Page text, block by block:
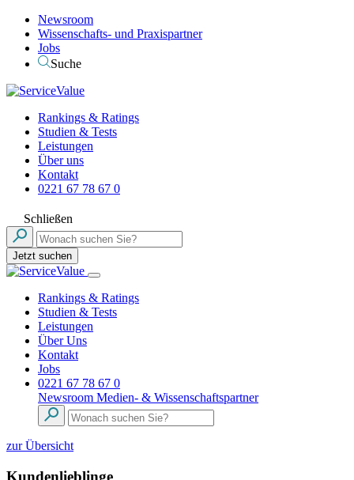
Newsroom
Wissenschafts- und Praxispartner
Jobs
Suche
Rankings & Ratings
Studien & Tests
Leistungen
Über uns
Kontakt
0221 67 78 67 0
Schließen
Jetzt suchen
Rankings & Ratings
Studien & Tests
Leistungen
Über Uns
Kontakt
Jobs
0221 67 78 67 0
Newsroom Medien- & Wissenschaftspartner
zur Übersicht
Kundenlieblinge